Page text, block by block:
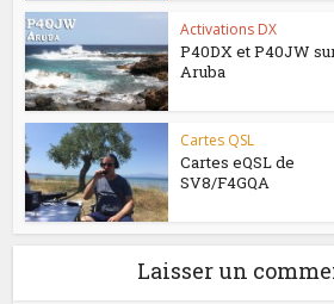
Activations DX
P40DX et P40JW
Aruba
Cartes QSL
Cartes eQSL de
SV8/F4GQA
Laisser un